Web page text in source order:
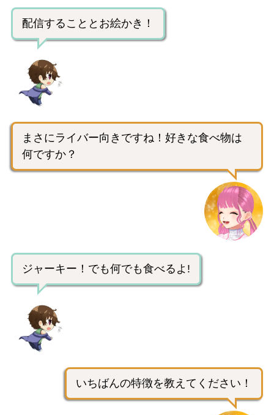
配信することとお絵かき！
まさにライバー向きですね！好きな食べ物は
何ですか？
ジャーキー！でも何でも食べるよ!
いちばんの特徴を教えてください！